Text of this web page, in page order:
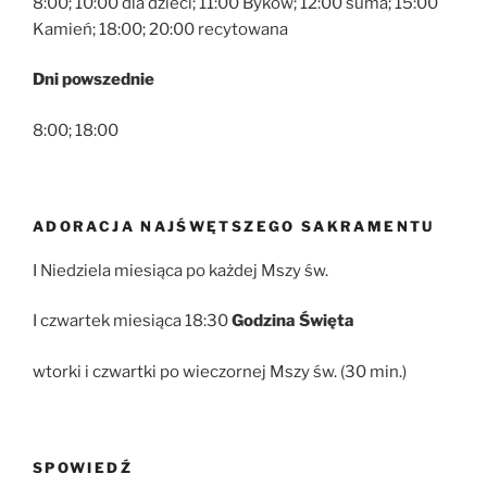
Kamień; 18:00; 20:00 recytowana
Dni powszednie
8:00; 18:00
ADORACJA NAJŚWĘTSZEGO SAKRAMENTU
I Niedziela miesiąca po każdej Mszy św.
I czwartek miesiąca 18:30Godzina Święta
wtorki i czwartki po wieczornej Mszy św. (30 min.)
SPOWIEDŹ